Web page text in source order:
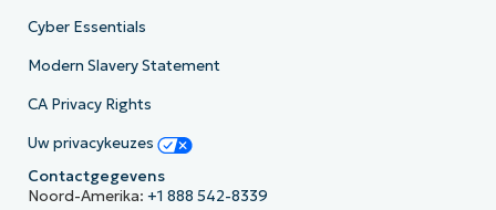
Cyber Essentials
Modern Slavery Statement
CA Privacy Rights
Uw privacykeuzes
Contactgegevens
Noord-Amerika: +1 888 542-8339